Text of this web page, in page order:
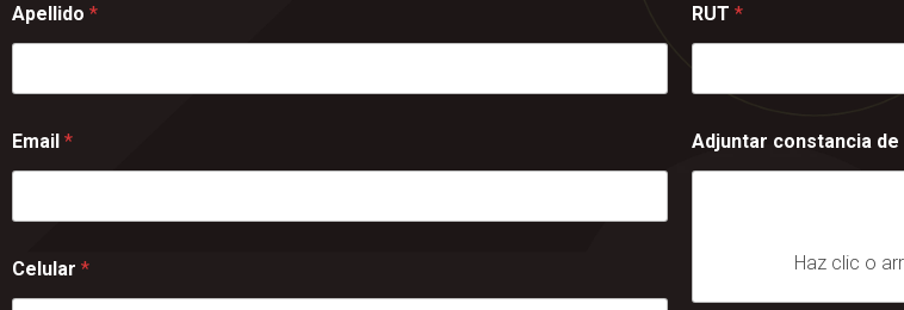
Apellido *
Email *
Celular *
RUT *
Adjuntar constancia
Haz clic o